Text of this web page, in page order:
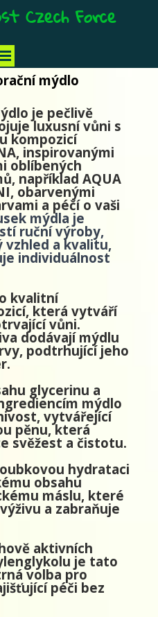
Czech Force
mýdlo
je pečlivě
luxusní vůni s
kompozicí
inspirovanými
oblíbených
například AQUA
, obarvenými
a péčí o vaši
mýdla je
ruční výroby,
vzhled a kvalitu,
individuálnost
kvalitní
která vytváří
vůni.
dodávají mýdlu
podtrhující jeho
glycerinu a
mýdlo
vytvářející
pěnu, která
svěžest a čistotu.
hydrataci
obsahu
máslu, které
a zabraňuje
aktivních
je tato
volba pro
péči bez